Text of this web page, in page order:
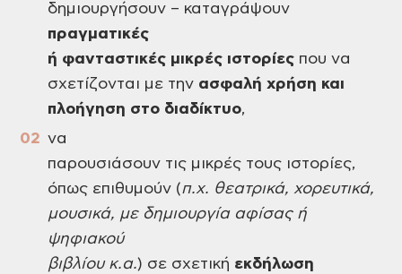
δημιουργήσουν – καταγράψουν
πραγματικές
ή φανταστικές μικρές ιστορίες που να
σχετίζονται με την ασφαλή χρήση και
πλοήγηση στο διαδίκτυο,
να
παρουσιάσουν τις μικρές τους ιστορίες,
όπως επιθυμούν (π.χ. θεατρικά, χορευτικά,
μουσικά, με δημιουργία αφίσας ή
ψηφιακού
βιβλίου κ.α.) σε σχετική εκδήλωση